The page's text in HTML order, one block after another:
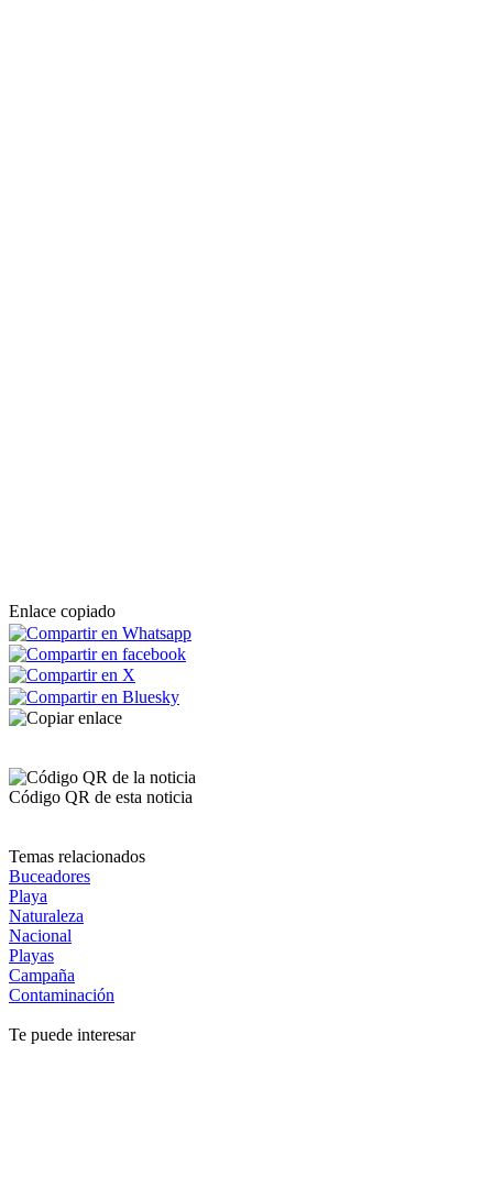
Enlace copiado
Código QR de esta noticia
Temas relacionados
Buceadores
Playa
Naturaleza
Nacional
Playas
Campaña
Contaminación
Te puede interesar